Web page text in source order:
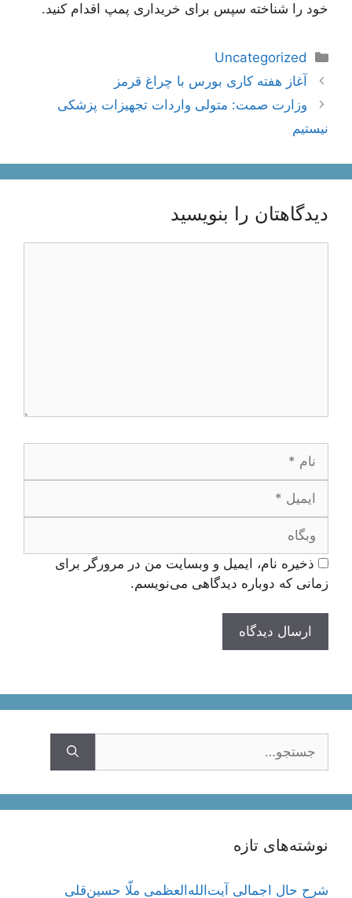
خود را شناخته سپس برای خریداری پمپ اقدام کنید.
دسته‌ها
Uncategorized
ناوبری
نوشته‌ها
آغاز هفته کاری بورس با چراغ قرمز
وزارت صمت: متولی واردات تجهیزات پزشکی
نیستیم
دیدگاهتان را بنویسید
وبگاه
ذخیره نام، ایمیل و وبسایت من در مرورگر برای
زمانی که دوباره دیدگاهی می‌نویسم.
نوشته‌های تازه
شرح حال اجمالی آیت‌الله‌العظمی ملّا حسین‌قلی